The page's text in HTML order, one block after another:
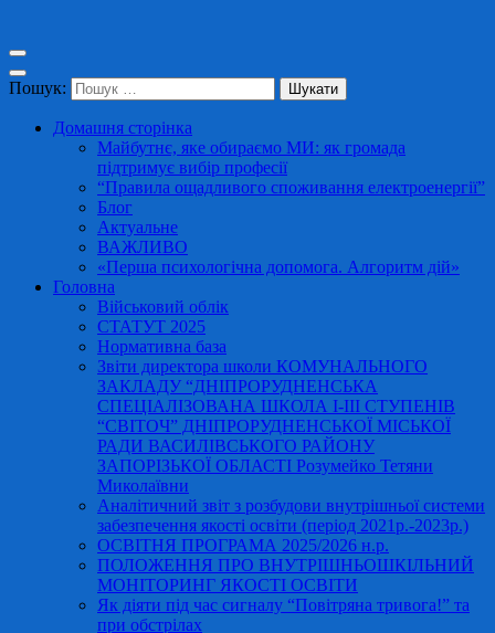
Пошук:
Домашня сторінка
Майбутнє, яке обираємо МИ: як громада
підтримує вибір професії
“Правила ощадливого споживання електроенергії”
Блог
Актуальне
ВАЖЛИВО
«Перша психологічна допомога. Алгоритм дій»
Головна
Військовий облік
СТАТУТ 2025
Нормативна база
Звіти директора школи КОМУНАЛЬНОГО
ЗАКЛАДУ “ДНІПРОРУДНЕНСЬКА
СПЕЦІАЛІЗОВАНА ШКОЛА І-ІІІ СТУПЕНІВ
“СВІТОЧ” ДНІПРОРУДНЕНСЬКОЇ МІСЬКОЇ
РАДИ ВАСИЛІВСЬКОГО РАЙОНУ
ЗАПОРІЗЬКОЇ ОБЛАСТІ Розумейко Тетяни
Миколаївни
Аналітичний звіт з розбудови внутрішньої системи
забезпечення якості освіти (період 2021р.-2023р.)
ОСВІТНЯ ПРОГРАМА 2025/2026 н.р.
ПОЛОЖЕННЯ ПРО ВНУТРІШНЬОШКІЛЬНИЙ
МОНІТОРИНГ ЯКОСТІ ОСВІТИ
Як діяти під час сигналу “Повітряна тривога!” та
при обстрілах